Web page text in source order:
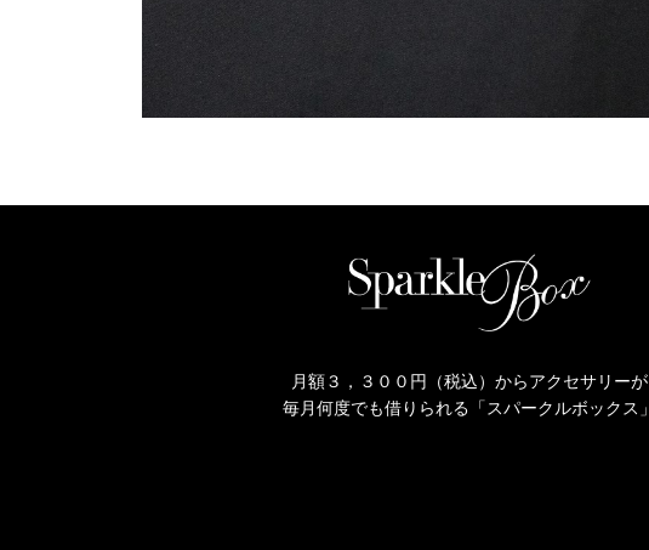
月額３，３００円（税込）からアクセサリーが
毎月何度でも借りられる「スパークルボックス」